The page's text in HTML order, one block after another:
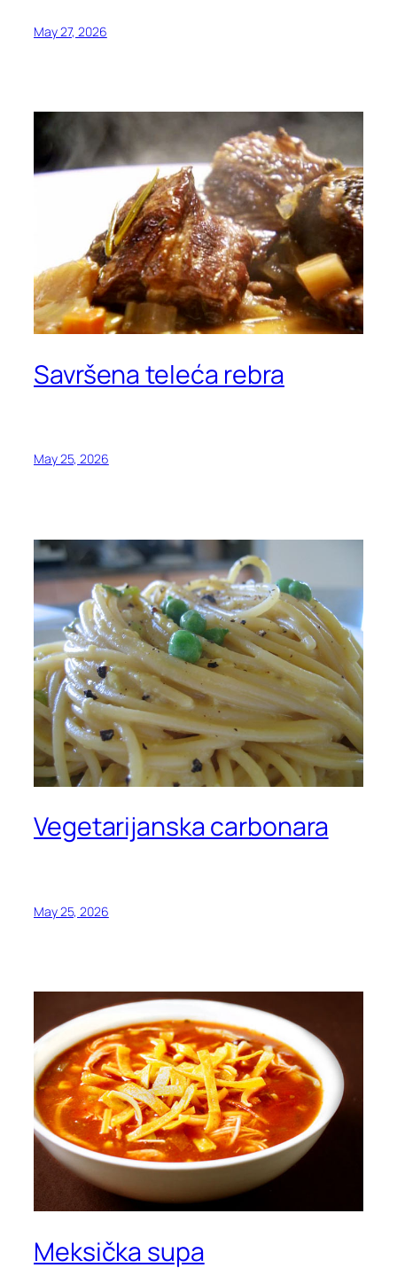
May 27, 2026
Savršena teleća rebra
May 25, 2026
Vegetarijanska carbonara
May 25, 2026
Meksička supa